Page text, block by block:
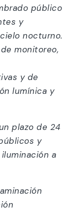
público
y
nocturno.
monitoreo,
y de
lumínica y
plazo de 24
y
a